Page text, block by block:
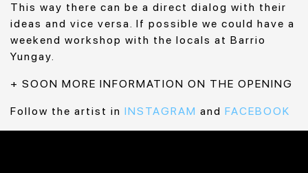
This way there can be a direct dialog with their
ideas and vice versa. If possible we could have a
weekend workshop with the locals at Barrio
Yungay.
+ SOON MORE INFORMATION ON THE OPENING
Follow the artist in INSTAGRAM and FACEBOOK